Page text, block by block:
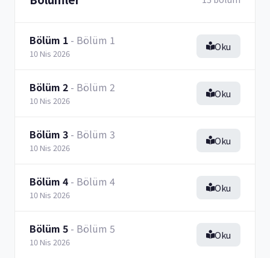
Bölüm 1 - Bölüm 1
10 Nis 2026
Oku
Bölüm 2 - Bölüm 2
10 Nis 2026
Oku
Bölüm 3 - Bölüm 3
10 Nis 2026
Oku
Bölüm 4 - Bölüm 4
10 Nis 2026
Oku
Bölüm 5 - Bölüm 5
10 Nis 2026
Oku